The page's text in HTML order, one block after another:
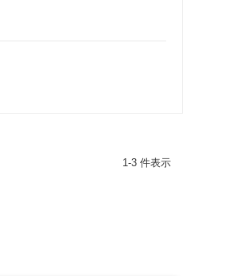
1-3 件表示